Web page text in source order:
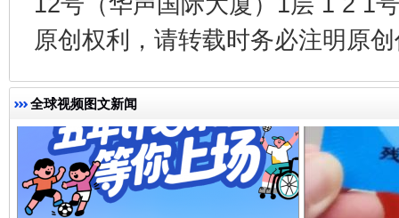
原创权利，请转载时务必注明原
全球视频图文新闻
全民健身五年计划来了！等你上场